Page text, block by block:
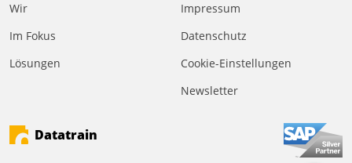
Wir
Im Fokus
Lösungen
Impressum
Datenschutz
Cookie-Einstellungen
Newsletter
Datatrain